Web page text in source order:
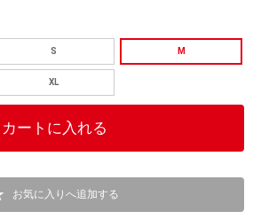
S M
XL
お気に入りへ追加する